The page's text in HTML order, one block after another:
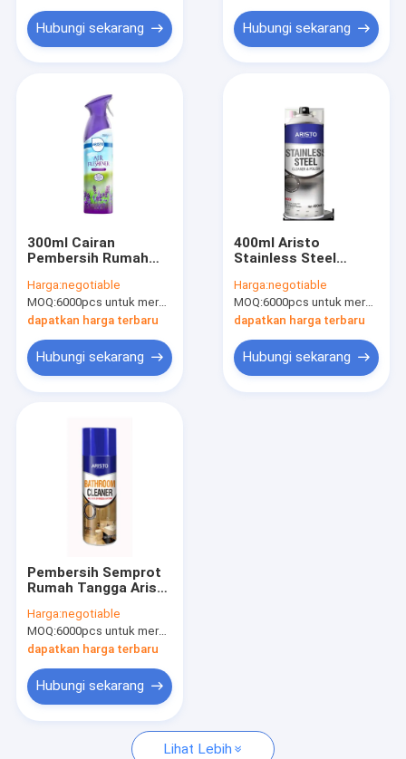
Hubungi sekarang Hubungi sekarang
300ml Cairan
Pembersih Rumah
Penyegar Ruangan
SGS
Harga:negotiable
MOQ:6000pcs untuk merek Aristo, 15000pcs untuk merek pelanggan
dapatkan harga terbaru
Hubungi sekarang
400ml Aristo
Stainless Steel
Rumah Tangga
Semprot Aerosol
Harga:negotiable
MOQ:6000pcs untuk merek Aristo, 15000pcs untuk merek pelanggan
dapatkan harga terbaru
Hubungi sekarang
Pembersih Semprot
Rumah Tangga Aristo
Fragrance CTI
Harga:negotiable
MOQ:6000pcs untuk merek Aristo, 15000pcs untuk merek pelanggan
dapatkan harga terbaru
Hubungi sekarang
Lihat Lebih